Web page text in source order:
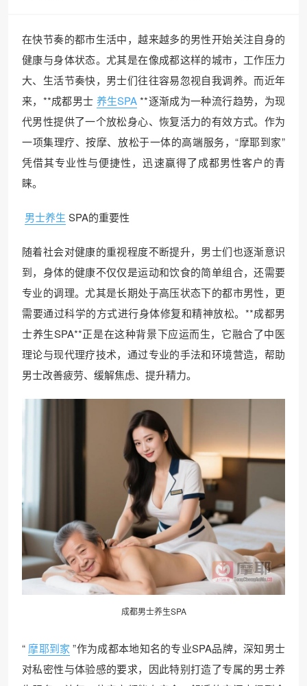
在快节奏的都市生活中，越来越多的男性开始关注自身的
健康与身体状态。尤其是在像成都这样的城市，工作压力
大、生活节奏快，男士们往往容易忽视自我调养。而近年
来，**成都男士 养生SPA **逐渐成为一种流行趋势，为现
代男性提供了一个放松身心、恢复活力的有效方式。作为
一项集理疗、按摩、放松于一体的高端服务，“摩耶到家”
凭借其专业性与便捷性，迅速赢得了成都男性客户的青
睐。
男士养生 SPA的重要性
随着社会对健康的重视程度不断提升，男士们也逐渐意识
到，身体的健康不仅仅是运动和饮食的简单组合，还需要
专业的调理。尤其是长期处于高压状态下的都市男性，更
需要通过科学的方式进行身体修复和精神放松。**成都男
士养生SPA**正是在这种背景下应运而生，它融合了中医
理论与现代理疗技术，通过专业的手法和环境营造，帮助
男士改善疲劳、缓解焦虑、提升精力。
成都男士养生SPA
“ 摩耶到家 ”作为成都本地知名的专业SPA品牌，深知男士
对私密性与体验感的要求，因此特别打造了专属的男士养